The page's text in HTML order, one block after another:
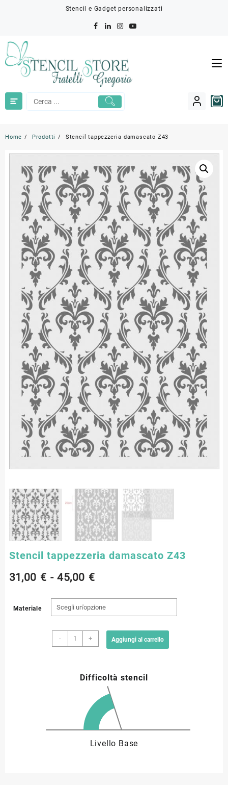
Stencil e Gadget personalizzati
Home Prodotti Stencil tappezzeria damascato Z43
Stencil tappezzeria damascato Z43
31,00 € - 45,00 €Fascia
di
prezzo:
a
45,00 €
Materiale
-
Stencil
tappezzeria
quantità
+ Aggiungi al carrello
Difficoltà stencil
Livello Base